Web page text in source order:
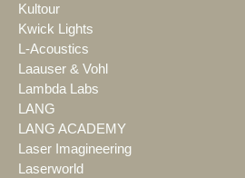
Kultour
Kwick Lights
L-Acoustics
Laauser & Vohl
Lambda Labs
LANG
LANG ACADEMY
Laser Imagineering
Laserworld